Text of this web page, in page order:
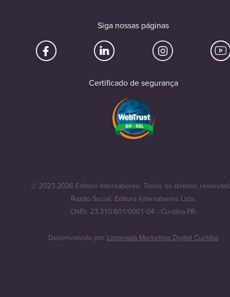
Siga nossas páginas
Certificado de segurança
© 2023-2026 Editora Intersaberes. Todos os direitos
Razão Social: Editora Intersaberes Ltda.
CNPJ: 23.310.601/0001-04 - Curitiba-PR.
Desenvolvido porLimonada Marketing Digital Curitiba